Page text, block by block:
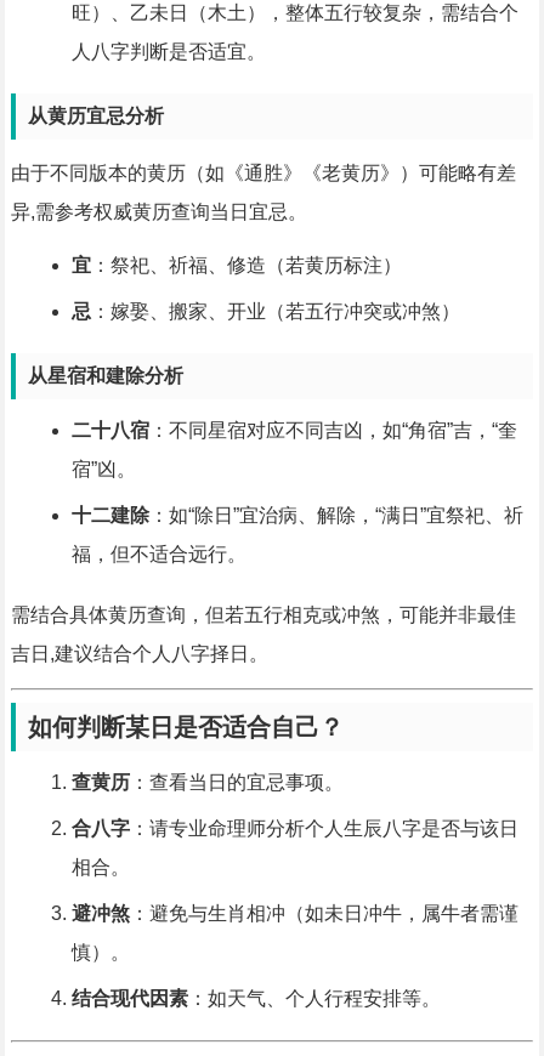
旺）、乙未日（木土），整体五行较复杂，需结合个
人八字判断是否适宜。
从黄历宜忌分析
由于不同版本的黄历（如《通胜》《老黄历》）可能略有差
异,需参考权威黄历查询当日宜忌。
宜：祭祀、祈福、修造（若黄历标注）
忌：嫁娶、搬家、开业（若五行冲突或冲煞）
从星宿和建除分析
二十八宿：不同星宿对应不同吉凶，如“角宿”吉，“奎
宿”凶。
十二建除：如“除日”宜治病、解除，“满日”宜祭祀、祈
福，但不适合远行。
需结合具体黄历查询，但若五行相克或冲煞，可能并非最佳
吉日,建议结合个人八字择日。
如何判断某日是否适合自己？
查黄历：查看当日的宜忌事项。
合八字：请专业命理师分析个人生辰八字是否与该日
相合。
避冲煞：避免与生肖相冲（如未日冲牛，属牛者需谨
慎）。
结合现代因素：如天气、个人行程安排等。